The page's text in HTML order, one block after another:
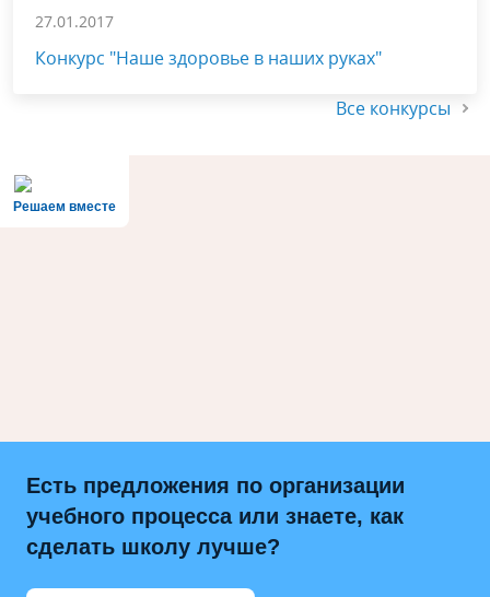
27.01.2017
Конкурс "Наше здоровье в наших руках"
Все конкурсы
Решаем вместе
Есть предложения по организации
учебного процесса или знаете, как
сделать школу лучше?